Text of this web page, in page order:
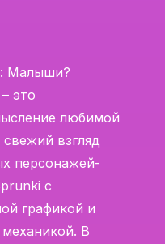
Малыши?
– это
любимой
взгляд
персонажей-
с
графикой и
В